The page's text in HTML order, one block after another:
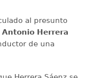
al presunto
Antonio Herrera
de una